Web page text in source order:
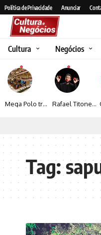
Política de Privacidade Anunciar
Cultura Negócios
Mega Polo transforma lançamento de coleção em plataforma nacional de negócios e projeta crescimento de mais de 15% Rafael Titonelly leva magia e acolhimento a crianças em tratamento oncológico em Juiz de Fora
Tag: